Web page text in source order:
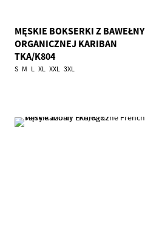
MĘSKIE BOKSERKI Z BAWEŁNY
ORGANICZNEJ KARIBAN
TKA/K804
S M L XL XXL 3XL